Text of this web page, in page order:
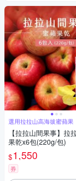
選用拉拉山高海拔蜜蘋果
【拉拉山間果事】拉
果乾x6包(220g/包)
$1,550
券